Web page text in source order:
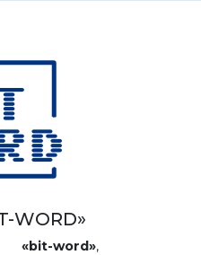
WORD»
«bit-word»,